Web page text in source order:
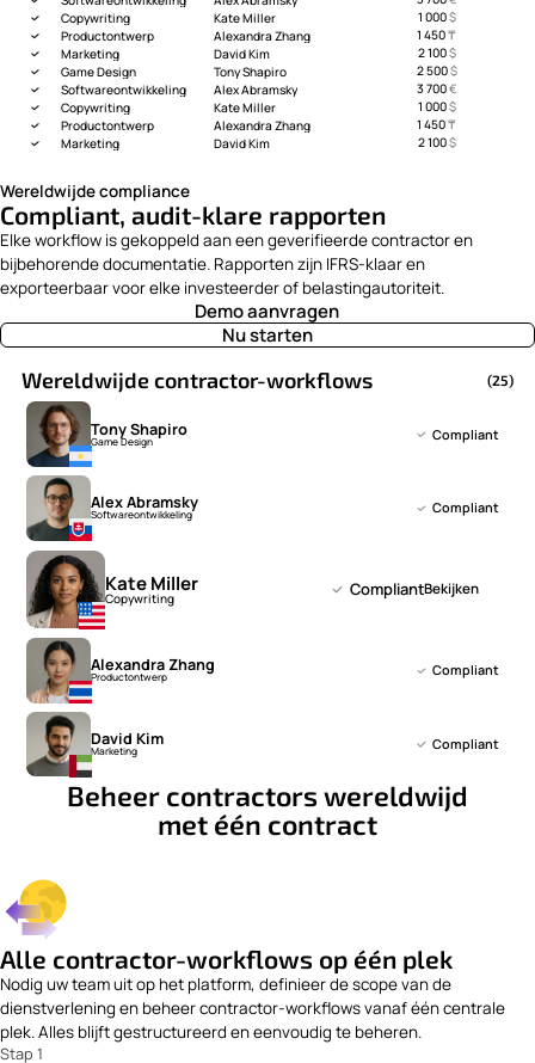
Copywriting
Kate Miller 1 000$
Productontwerp
Alexandra Zhang 1 450₸
Marketing
David Kim 2 100$
Game Design
Tony Shapiro 2 500$
Softwareontwikkeling
Alex Abramsky 3 700€
Copywriting
Kate Miller 1 000$
Productontwerp
Alexandra Zhang 1 450₸
Marketing
David Kim 2 100$
Wereldwijde compliance
Compliant, audit-klare rapporten
Elke workflow is gekoppeld aan een geverifieerde contractor en
bijbehorende documentatie. Rapporten zijn IFRS-klaar en
exporteerbaar voor elke investeerder of belastingautoriteit.
Demo aanvragen
Nu starten
Wereldwijde contractor-workflows (25)
Tony Shapiro
Game Design Compliant
Alex Abramsky
Softwareontwikkeling Compliant
Kate Miller
Copywriting CompliantBekijken
Alexandra Zhang
Productontwerp Compliant
David Kim
Marketing Compliant
Beheer contractors wereldwijd
met één contract
Alle contractor-workflows op één plek
Nodig uw team uit op het platform, definieer de scope van de
dienstverlening en beheer contractor-workflows vanaf één centrale
plek. Alles blijft gestructureerd en eenvoudig te beheren.
Stap 1